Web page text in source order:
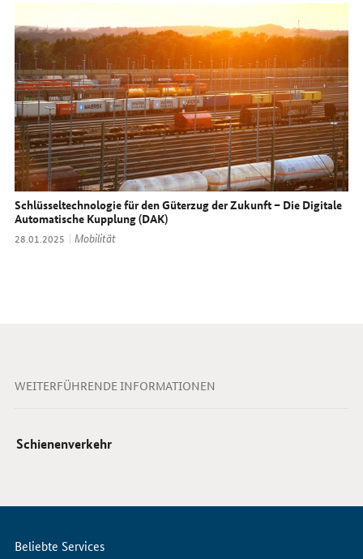
Schlüsseltechnologie für den Güterzug der Zukunft – Die Digitale
Automatische Kupplung (DAK)
Datum:
28.01.2025 Thema:
Mobilität
WEITERFÜHRENDE INFORMATIONEN
Schienenverkehr
Servicemenü
Beliebte Services